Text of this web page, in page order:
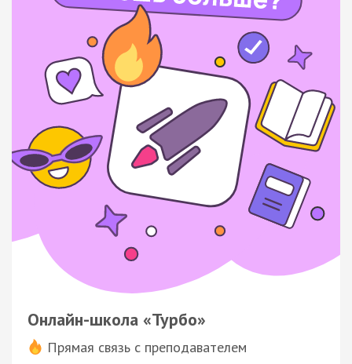
Онлайн-школа «Турбо»
Прямая связь с преподавателем